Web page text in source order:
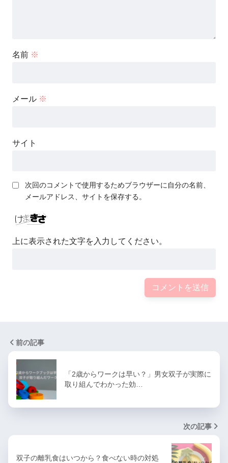
名前 ※
メール ※
サイト
次回のコメントで使用するためブラウザーに自分の名前、
メールアドレス、サイトを保存する。
上に表示された文字を入力してください。
前の記事
「2歳からワークは早い？」男女双子が実際に
取り組んでわかった効…
次の記事
双子の離乳食はいつから？食べない時の対処